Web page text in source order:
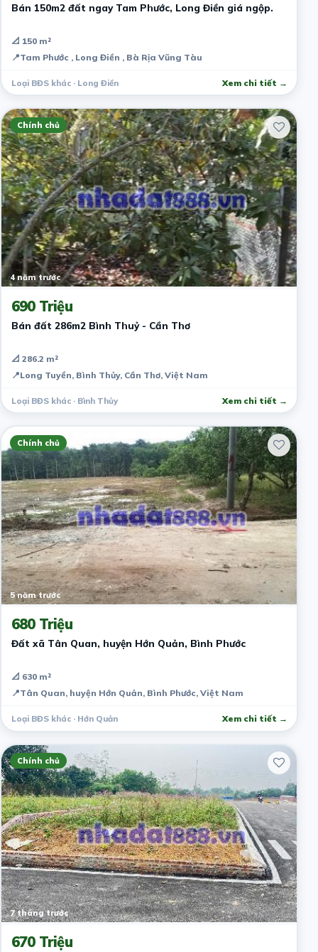
Bán 150m2 đất ngay Tam Phước, Long Điền giá ngộp.
📐 150 m²
📍Tam Phước , Long Điền , Bà Rịa Vũng Tàu
Loại BĐS khác · Long Điền Xem chi tiết →
Chính chủ
4 năm trước
690 Triệu
Bán đất 286m2 Bình Thuỷ - Cần Thơ
📐 286.2 m²
📍Long Tuyền, Bình Thủy, Cần Thơ, Việt Nam
Loại BĐS khác · Bình Thủy Xem chi tiết →
Chính chủ
5 năm trước
680 Triệu
Đất xã Tân Quan, huyện Hớn Quản, Bình Phước
📐 630 m²
📍Tân Quan, huyện Hớn Quản, Bình Phước, Việt Nam
Loại BĐS khác · Hớn Quản Xem chi tiết →
Chính chủ
7 tháng trước
670 Triệu